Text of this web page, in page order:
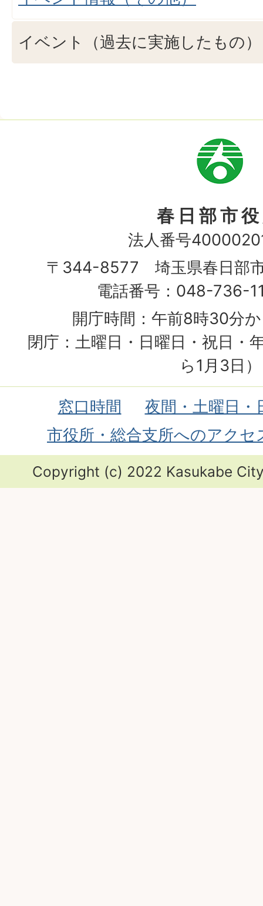
イベント（過去に実施したもの）
市
章
春日部市
法人番号
〒344-8577 埼玉県春日部
電話番号：048-736-
開庁時間：午前8時30分
閉庁：土曜日・日曜日・祝日・
ら1月3日）
窓口時間
夜間・土曜日・
市役所・総合支所へのアクセ
Copyright (c) 2022 Kasukabe